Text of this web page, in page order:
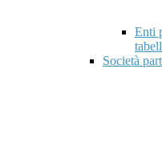
Enti
Società